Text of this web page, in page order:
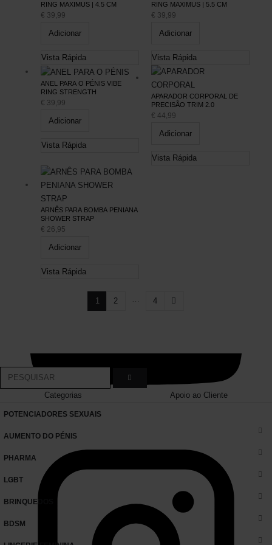
RING MAXIMUS | 4.5 CM
€ 39,99
Adicionar
Vista Rápida
RING MAXIMUS | 5.5 CM
€ 39,99
Adicionar
Vista Rápida
ANEL PARA O PÉNIS VIBE
RING STRENGTH
€ 39,99
Adicionar
Vista Rápida
APARADOR CORPORAL DE
PRECISÃO TRIM 2.0
€ 44,99
Adicionar
Vista Rápida
ARNÊS PARA BOMBA PENIANA
SHOWER STRAP
€ 26,95
Adicionar
Vista Rápida
1 2 … 4
Categorias Apoio ao Cliente
POTENCIADORES SEXUAIS
AUMENTO DO PÉNIS
PHARMA
LGBT
BRINQUEDOS
BDSM